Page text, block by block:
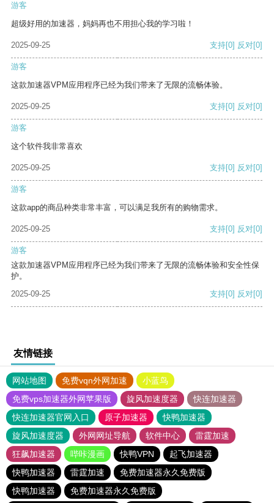
游客
超级好用的加速器，妈妈再也不用担心我的学习啦！
2025-09-25 支持[0] 反对[0]
游客
这款加速器VPM应用程序已经为我们带来了无限的流畅体验。
2025-09-25 支持[0] 反对[0]
游客
这个软件我非常喜欢
2025-09-25 支持[0] 反对[0]
游客
这款app的商品种类非常丰富，可以满足我所有的购物需求。
2025-09-25 支持[0] 反对[0]
游客
这款加速器VPM应用程序已经为我们带来了无限的流畅体验和安全性保
护。
2025-09-25
支持[0] 反对[0]
友情链接
网站地图 免费vqn外网加速
小蓝鸟
免费vps加速器外网苹果版
旋风加速度器
快连加速器
快连加速器官网入口
原子加速器
快鸭加速器
旋风加速度器
外网网址导航 软件中心
雷霆加速
狂飙加速器
哔咔漫画 快鸭VPN
起飞加速器
快鸭加速器
雷霆加速
免费加速器永久免费版
快鸭加速器
免费加速器永久免费版